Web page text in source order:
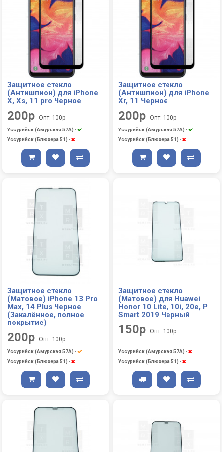
Защитное стекло
(Антишпион) для iPhone
X, Xs, 11 pro Черное
200р Опт: 100р
Уссурийск (Амурская 57А) -
Уссурийск (Блюхера 51) -
Защитное стекло
(Антишпион) для iPhone
Xr, 11 Черное
200р Опт: 100р
Уссурийск (Амурская 57А) -
Уссурийск (Блюхера 51) -
Защитное стекло
(Матовое) iPhone 13 Pro
Max, 14 Plus Черное
(Закалённое, полное
покрытие)
200р Опт: 100р
Уссурийск (Амурская 57А) -
Уссурийск (Блюхера 51) -
Защитное стекло
(Матовое) для Huawei
Honor 10 Lite, 10i, 20e, P
Smart 2019 Черный
150р Опт: 100р
Уссурийск (Амурская 57А) -
Уссурийск (Блюхера 51) -